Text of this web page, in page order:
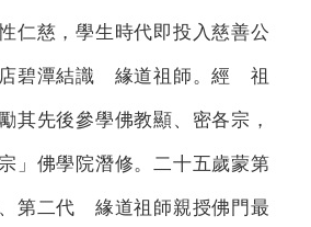
仁慈，學生時代即投入慈善公
店碧潭結識 緣道祖師。經 祖
其先後參學佛教顯、密各宗，
」佛學院潛修。二十五歲蒙第
第二代 緣道祖師親授佛門最